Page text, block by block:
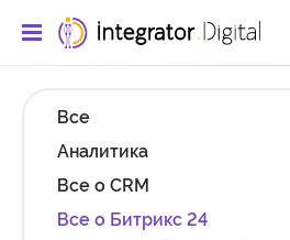
Ссылка на главную страницу
Все
Аналитика
Все о CRM
Все о Битрикс 24